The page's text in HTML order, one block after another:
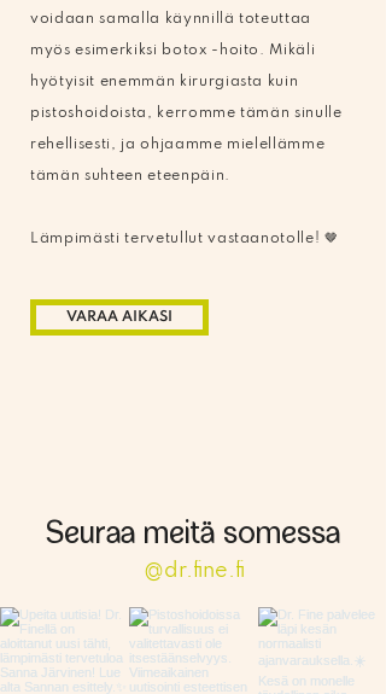
voidaan samalla käynnillä toteuttaa
myös esimerkiksi botox -hoito. Mikäli
hyötyisit enemmän kirurgiasta kuin
pistoshoidoista, kerromme tämän sinulle
rehellisesti, ja ohjaamme mielellämme
tämän suhteen eteenpäin.
Lämpimästi tervetullut vastaanotolle! 🤎
VARAA AIKASI
Seuraa meitä somessa
@dr.fine.fi